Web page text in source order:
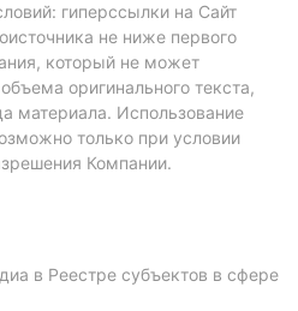
гиперссылки на Сайт
не ниже первого
который не может
оригинального текста,
материала. Использование
только при условии
Компании.
в Реестре субъектов в сфере